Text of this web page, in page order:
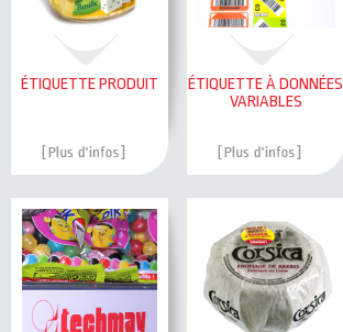
ÉTIQUETTE PRODUIT
ÉTIQUETTE À DONNÉES
VARIABLES